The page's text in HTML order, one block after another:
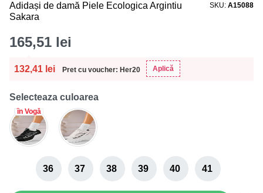
Adidași de damă Piele Ecologica Argintiu
Sakara
SKU A15088
132,41 lei Pret cu voucher: Her20 Aplică
165,51 lei
Selecteaza culoarea
în Vogă
36 37 38 39 40 41